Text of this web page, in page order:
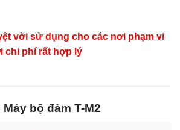
vời sử dụng cho các nơi phạm vi
chi phí rất hợp lý
Máy bộ đàm T-M2